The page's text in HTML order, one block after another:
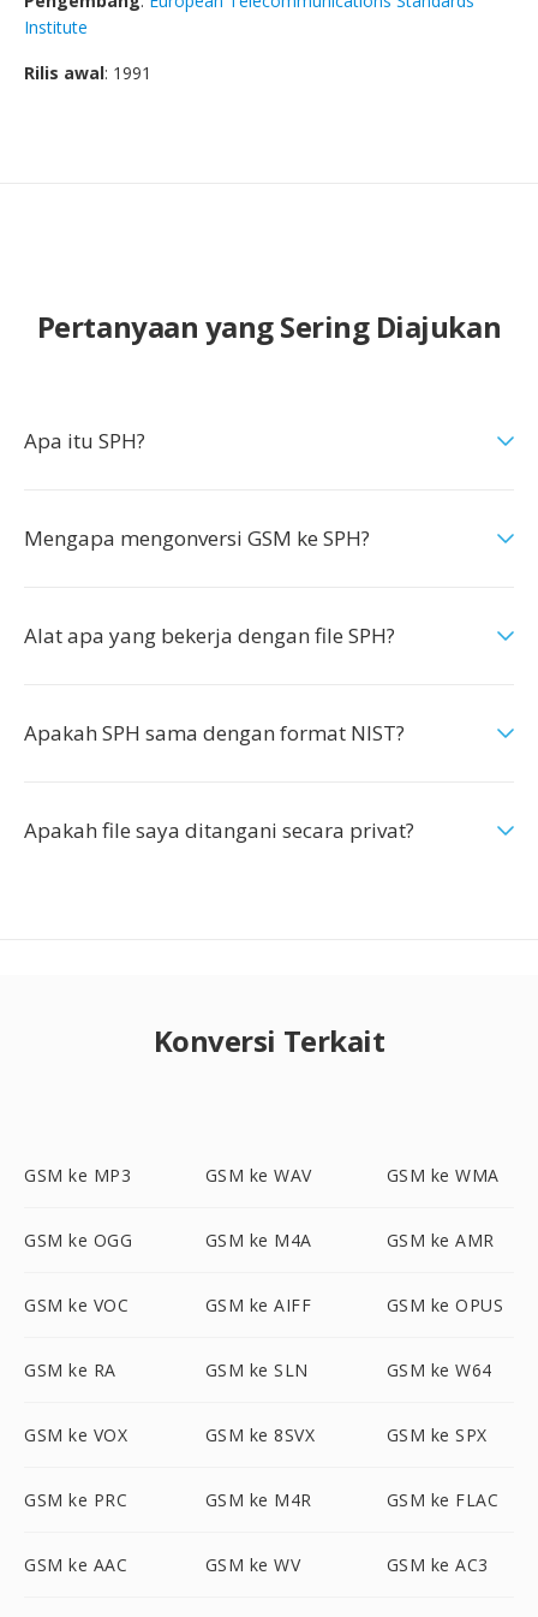
Institute
Rilis awal: 1991
Pertanyaan yang Sering Diajukan
Apa itu SPH?
Mengapa mengonversi GSM ke SPH?
Alat apa yang bekerja dengan file SPH?
Apakah SPH sama dengan format NIST?
Apakah file saya ditangani secara privat?
Konversi Terkait
GSM ke MP3 GSM ke WAV GSM ke WMA
GSM ke OGG GSM ke M4A GSM ke AMR
GSM ke VOC GSM ke AIFF GSM ke OPUS
GSM ke RA GSM ke SLN GSM ke W64
GSM ke VOX GSM ke 8SVX GSM ke SPX
GSM ke PRC GSM ke M4R GSM ke FLAC
GSM ke AAC GSM ke WV GSM ke AC3